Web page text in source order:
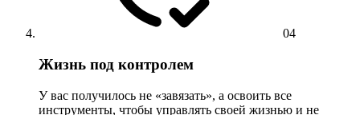
04
Жизнь под контролем
У вас получилось не «завязать», а освоить все
инструменты, чтобы управлять своей жизнью и не